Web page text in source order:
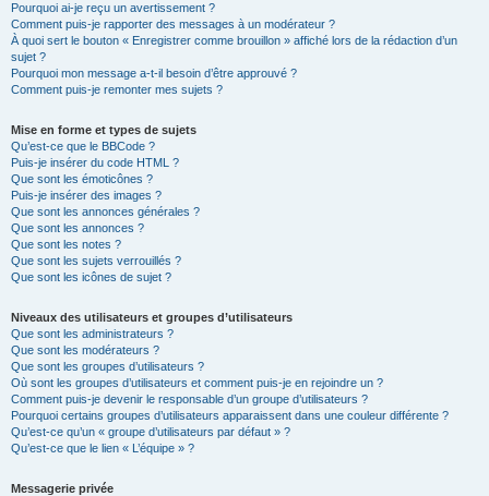
Pourquoi ai-je reçu un avertissement ?
Comment puis-je rapporter des messages à un modérateur ?
À quoi sert le bouton « Enregistrer comme brouillon » affiché lors de la rédaction d’un
sujet ?
Pourquoi mon message a-t-il besoin d’être approuvé ?
Comment puis-je remonter mes sujets ?
Mise en forme et types de sujets
Qu’est-ce que le BBCode ?
Puis-je insérer du code HTML ?
Que sont les émoticônes ?
Puis-je insérer des images ?
Que sont les annonces générales ?
Que sont les annonces ?
Que sont les notes ?
Que sont les sujets verrouillés ?
Que sont les icônes de sujet ?
Niveaux des utilisateurs et groupes d’utilisateurs
Que sont les administrateurs ?
Que sont les modérateurs ?
Que sont les groupes d’utilisateurs ?
Où sont les groupes d’utilisateurs et comment puis-je en rejoindre un ?
Comment puis-je devenir le responsable d’un groupe d’utilisateurs ?
Pourquoi certains groupes d’utilisateurs apparaissent dans une couleur différente ?
Qu’est-ce qu’un « groupe d’utilisateurs par défaut » ?
Qu’est-ce que le lien « L’équipe » ?
Messagerie privée